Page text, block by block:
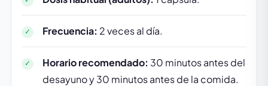
Frecuencia: 2 veces al día.
Horario recomendado: 30 minutos antes del
desayuno y 30 minutos antes de la comida.